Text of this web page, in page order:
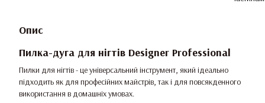
Опис
Пилка-дуга для нігтів Designer Professional
Пилки для нігтів - це універсальний інструмент, який ідеально
підходить як для професійних майстрів, так і для повсякденного
використання в домашніх умовах.